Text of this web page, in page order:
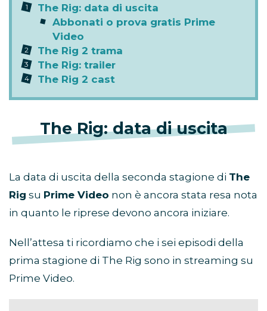
The Rig: data di uscita
Abbonati o prova gratis Prime
Video
The Rig 2 trama
The Rig: trailer
The Rig 2 cast
The Rig: data di uscita
La data di uscita della seconda stagione di The
Rig su Prime Video non è ancora stata resa nota
in quanto le riprese devono ancora iniziare.
Nell’attesa ti ricordiamo che i sei episodi della
prima stagione di The Rig sono in streaming su
Prime Video.